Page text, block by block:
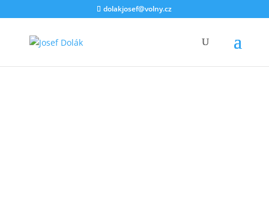
dolakjosef@volny.cz